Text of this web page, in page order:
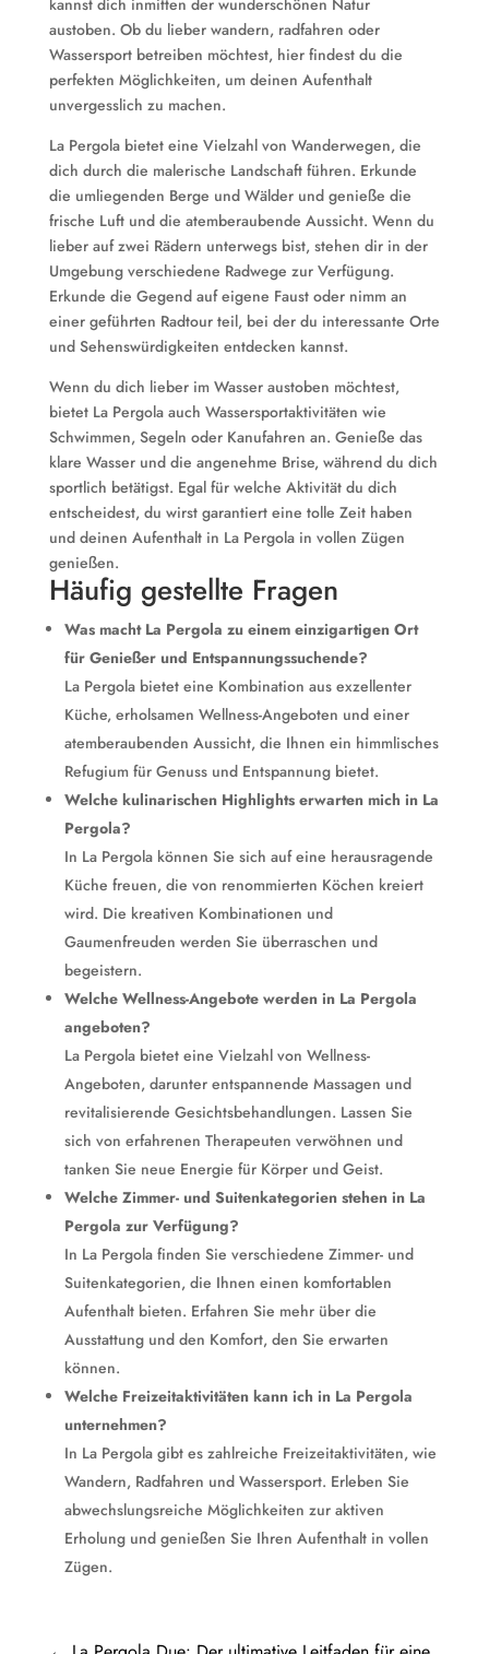
kannst dich inmitten der wunderschönen Natur
austoben. Ob du lieber wandern, radfahren oder
Wassersport betreiben möchtest, hier findest du die
perfekten Möglichkeiten, um deinen Aufenthalt
unvergesslich zu machen.
La Pergola bietet eine Vielzahl von Wanderwegen, die
dich durch die malerische Landschaft führen. Erkunde
die umliegenden Berge und Wälder und genieße die
frische Luft und die atemberaubende Aussicht. Wenn du
lieber auf zwei Rädern unterwegs bist, stehen dir in der
Umgebung verschiedene Radwege zur Verfügung.
Erkunde die Gegend auf eigene Faust oder nimm an
einer geführten Radtour teil, bei der du interessante Orte
und Sehenswürdigkeiten entdecken kannst.
Wenn du dich lieber im Wasser austoben möchtest,
bietet La Pergola auch Wassersportaktivitäten wie
Schwimmen, Segeln oder Kanufahren an. Genieße das
klare Wasser und die angenehme Brise, während du dich
sportlich betätigst. Egal für welche Aktivität du dich
entscheidest, du wirst garantiert eine tolle Zeit haben
und deinen Aufenthalt in La Pergola in vollen Zügen
genießen.
Häufig gestellte Fragen
Was macht La Pergola zu einem einzigartigen Ort
für Genießer und Entspannungssuchende?
La Pergola bietet eine Kombination aus exzellenter
Küche, erholsamen Wellness-Angeboten und einer
atemberaubenden Aussicht, die Ihnen ein himmlisches
Refugium für Genuss und Entspannung bietet.
Welche kulinarischen Highlights erwarten mich in La
Pergola?
In La Pergola können Sie sich auf eine herausragende
Küche freuen, die von renommierten Köchen kreiert
wird. Die kreativen Kombinationen und
Gaumenfreuden werden Sie überraschen und
begeistern.
Welche Wellness-Angebote werden in La Pergola
angeboten?
La Pergola bietet eine Vielzahl von Wellness-
Angeboten, darunter entspannende Massagen und
revitalisierende Gesichtsbehandlungen. Lassen Sie
sich von erfahrenen Therapeuten verwöhnen und
tanken Sie neue Energie für Körper und Geist.
Welche Zimmer- und Suitenkategorien stehen in La
Pergola zur Verfügung?
In La Pergola finden Sie verschiedene Zimmer- und
Suitenkategorien, die Ihnen einen komfortablen
Aufenthalt bieten. Erfahren Sie mehr über die
Ausstattung und den Komfort, den Sie erwarten
können.
Welche Freizeitaktivitäten kann ich in La Pergola
unternehmen?
In La Pergola gibt es zahlreiche Freizeitaktivitäten, wie
Wandern, Radfahren und Wassersport. Erleben Sie
abwechslungsreiche Möglichkeiten zur aktiven
Erholung und genießen Sie Ihren Aufenthalt in vollen
Zügen.